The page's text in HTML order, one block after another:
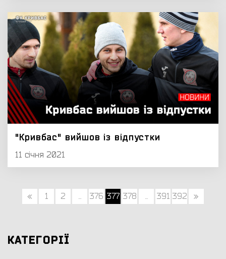
"Кривбас" вийшов із відпустки
11 січня 2021
« 1 2 ... 376 377 378 ... 391 392 »
КАТЕГОРІЇ